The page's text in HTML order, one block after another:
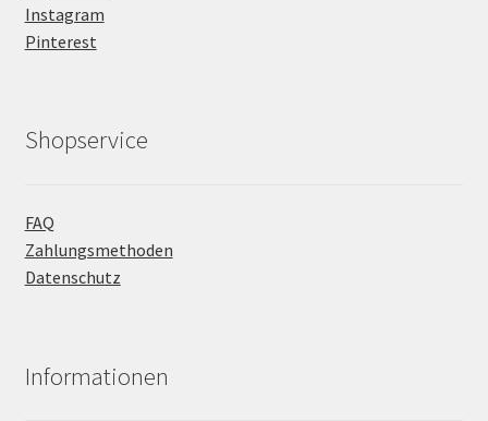
Instagram
Pinterest
Shopservice
FAQ
Zahlungsmethoden
Datenschutz
Informationen